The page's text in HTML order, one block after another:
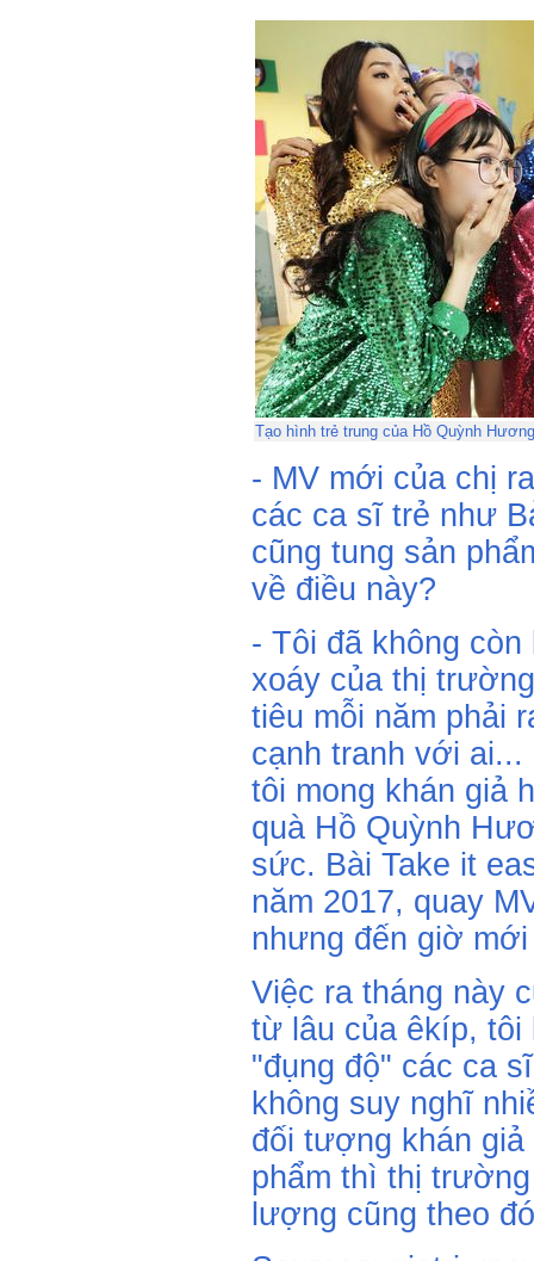
Tạo hình trẻ trung của Hồ Quỳnh
- MV mới của chị
các ca sĩ trẻ như
cũng tung sản
về điều này?
- Tôi đã không
xoáy của thị
tiêu mỗi năm phải
cạnh tranh với ai...
tôi mong khán giả
quà Hồ Quỳnh
sức. Bài Take it
năm 2017, quay
nhưng đến giờ
Việc ra tháng này
từ lâu của êkíp, tôi
"đụng độ" các ca
không suy nghĩ
đối tượng khán
phẩm thì thị
lượng cũng theo